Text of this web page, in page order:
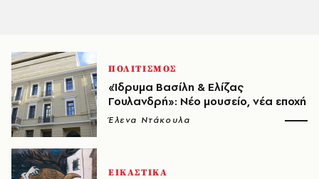
ΠΟΛΙΤΙΣΜΟΣ
«Ίδρυμα Βασίλη & Ελίζας
Γουλανδρή»: Νέο μουσείο, νέα εποχή
Έλενα Ντάκουλα
ΕΙΚΑΣΤΙΚΑ